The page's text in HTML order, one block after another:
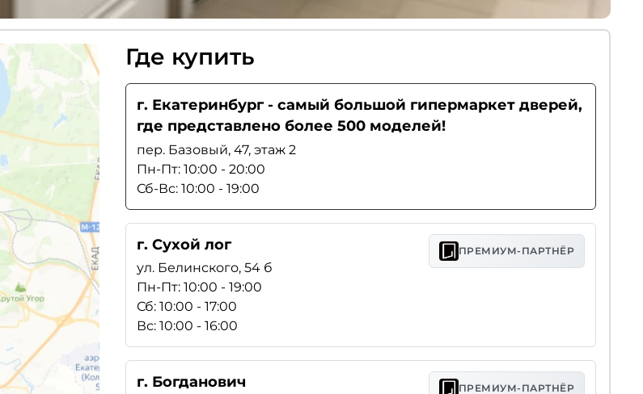
Где купить
г. Екатеринбург - самый большой гипермаркет дверей,
где представлено более 500 моделей!
пер. Базовый, 47, этаж 2
Пн-Пт: 10:00 - 20:00
Сб-Вс: 10:00 - 19:00
г. Сухой лог
ул. Белинского, 54 б
Пн-Пт: 10:00 - 19:00
Сб: 10:00 - 17:00
Вс: 10:00 - 16:00
ПРЕМИУМ-ПАРТНЁР
г. Богданович ПРЕМИУМ-ПАРТНЁР